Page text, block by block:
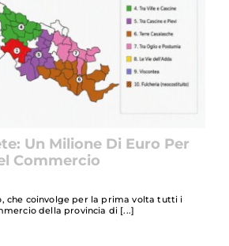
Un Milione Di Euro Per
Commercio
che coinvolge per la prima volta tutti i
della provincia di